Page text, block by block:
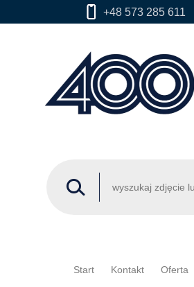
+48 573 285 611
Start Kontakt Oferta